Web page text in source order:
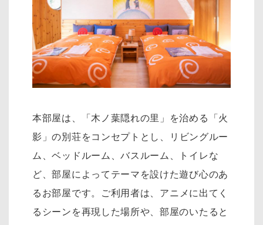
本部屋は、「木ノ葉隠れの里」を治める「火
影」の別荘をコンセプトとし、リ ビングルー
ム、ベッドルーム、バスルーム、トイレな
ど、部屋によってテーマを設けた遊び心のあ
るお部屋です。
ご利用者は、アニメに出てく
るシーンを再現した場所や、部屋のいたると